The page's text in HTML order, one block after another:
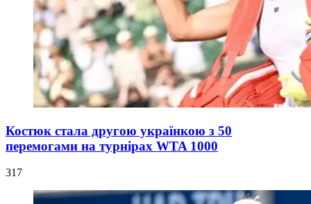
Костюк стала другою українкою з 50
перемогами на турнірах WTA 1000
317